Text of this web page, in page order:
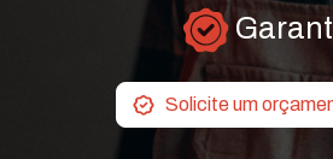
Solicite um